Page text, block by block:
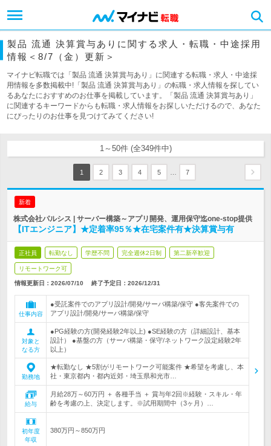
製品 流通 決算賞与ありに関する求人・転職・中途採用
情報＜8/7（金）更新＞
マイナビ転職では「製品 流通 決算賞与あり」に関連する転職・求人・中途採
用情報を多数掲載中!「製品 流通 決算賞与あり」の転職・求人情報を探してい
るあなたにおすすめのお仕事を掲載しています。「製品 流通 決算賞与あり」
に関連するキーワードからも転職・求人情報をお探しいただけるので、あなた
にぴったりのお仕事を見つけてみてください!
1～50件 (全349件中)
1 2 3 4 5 7
新着
株式会社パルシス | サーバー構築～アプリ開発、運用保守迄one-stop提供
【ITエンジニア】★定着率95％★在宅案件有★決算賞与有
正社員 転勤なし 学歴不問 完全週休2日制 第二新卒歓迎
リモートワーク可
情報更新日：2026/07/10 終了予定日： 2026/12/31
仕事内容
●受託案件でのアプリ設計/開発/サーバ構築/保守 ●客先案件での
アプリ設計/開発/サーバ構築/保守
対象と
なる方
●PG経験の方(開発経験2年以上) ●SE経験の方（詳細設計、基本
設計） ●基盤の方（サーバ構築・保守/ネットワーク設定経験2年
以上）
勤務地
★転勤なし ★5割がリモートワーク可能案件 ★希望を考慮し、本
社・東京都内・都内近郊・埼玉県和光市…
給与
月給28万～60万円 ＋ 各種手当 ＋ 賞与年2回※経験・スキル・年
齢を考慮の上、決定します。※試用期間中（3ヶ月）…
初年度
年収
380万円～850万円